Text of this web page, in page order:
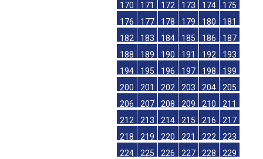
170
171 172 173 174
175
176
177 178 179 180
181
182
183 184 185 186
187
188
189 190 191 192
193
194
195 196 197 198
199
200
201 202 203 204
205
206
207 208 209 210
211
212
213 214 215 216
217
218
219 220 221 222
223
224
225 226 227 228
229